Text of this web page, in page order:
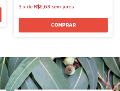
3 x de R$6,63 sem juros